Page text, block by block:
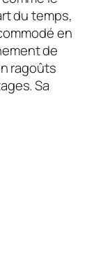
du temps,
en
de
ragoûts
Sa